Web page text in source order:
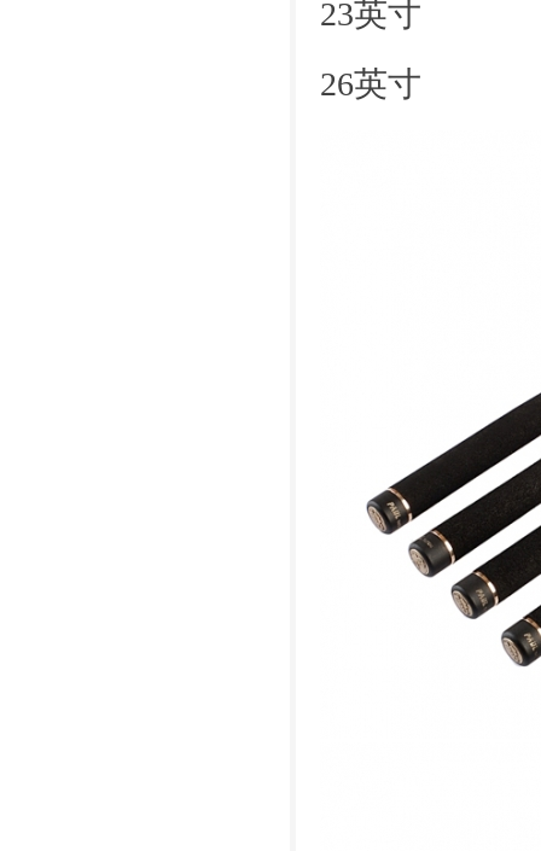
23英寸 收
26英寸 收